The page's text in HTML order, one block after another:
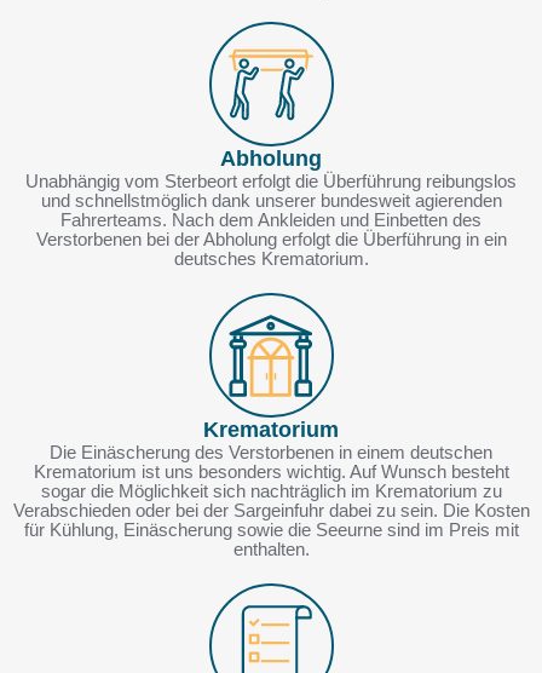
Abholung
Unabhängig vom Sterbeort erfolgt die Überführung reibungslos
und schnellstmöglich dank unserer bundesweit agierenden
Fahrerteams. Nach dem Ankleiden und Einbetten des
Verstorbenen bei der Abholung erfolgt die Überführung in ein
deutsches Krematorium.
Krematorium
Die Einäscherung des Verstorbenen in einem deutschen
Krematorium ist uns besonders wichtig. Auf Wunsch besteht
sogar die Möglichkeit sich nachträglich im Krematorium zu
Verabschieden oder bei der Sargeinfuhr dabei zu sein. Die Kosten
für Kühlung, Einäscherung sowie die Seeurne sind im Preis mit
enthalten.